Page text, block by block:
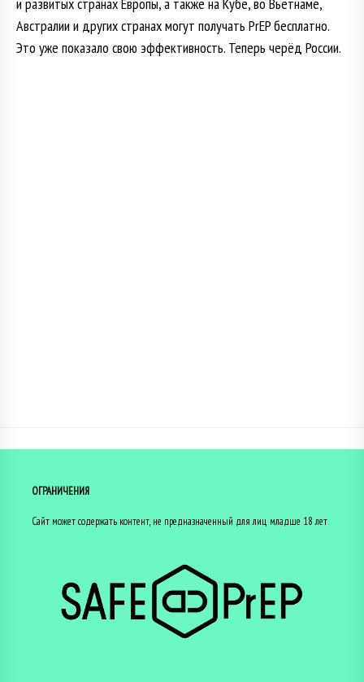
Австралии и других странах могут получать PrEP бесплатно.
Это уже показало свою эффективность. Теперь черёд России.
ОГРАНИЧЕНИЯ
Сайт может содержать контент, не предназначенный для лиц младше 18 лет